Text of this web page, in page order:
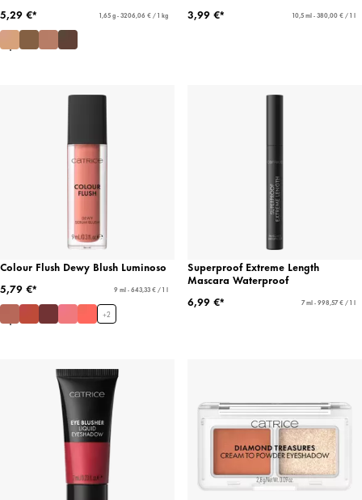
5,29 €*
1,65 g - 3206,06 € / 1 kg
3,99 €*
10,5 ml - 380,00 € / 1 l
Colour Flush Dewy Blush Luminoso
5,79 €*
9 ml - 643,33 € / 1 l
+2
Superproof Extreme Length
Mascara Waterproof
6,99 €*
7 ml - 998,57 € / 1 l